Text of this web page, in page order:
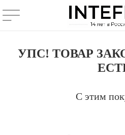
УПС! ТОВАР
С этим